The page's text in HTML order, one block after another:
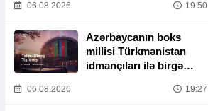
06.08.2026 19:50
Azərbaycanın boks
millisi Türkmənistan
idmançıları ilə birgə
06.08.2026 19:27